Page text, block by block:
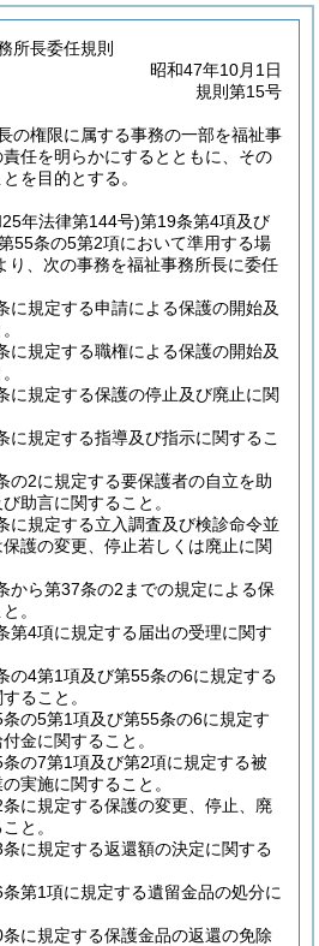
所長委任規則
昭和47年10月1日
規則第15号
の権限に属する事務の一部を福祉事
任を明らかにするとともに、その
を目的とする。
年法律第144号)第19条第4項及び
55条の5第2項において準用する場
り、次の事務を福祉事務所長に委任
に規定する申請による保護の開始及
に規定する職権による保護の開始及
に規定する保護の停止及び廃止に関
に規定する指導及び指示に関するこ
の2に規定する要保護者の自立を助
助言に関すること。
に規定する立入調査及び検診命令並
護の変更、停止若しくは廃止に関
から第37条の2までの規定による保
。
第4項に規定する届出の受理に関す
の4第1項及び第55条の6に規定する
ること。
の5第1項及び第55条の6に規定す
金に関すること。
の7第1項及び第2項に規定する被
実施に関すること。
に規定する保護の変更、停止、廃
と。
に規定する返還額の決定に関する
第1項に規定する遺留金品の処分に
に規定する保護金品の返還の免除